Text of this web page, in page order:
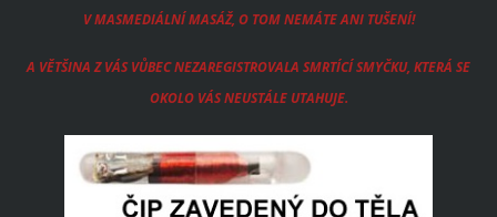
V MASMEDIÁLNÍ MASÁŽ, O TOM NEMÁTE ANI TUŠENÍ!
A VĚTŠINA Z VÁS VŮBEC NEZAREGISTROVALA SMRTÍCÍ SMYČKU, KTERÁ SE
OKOLO VÁS NEUSTÁLE UTAHUJE.